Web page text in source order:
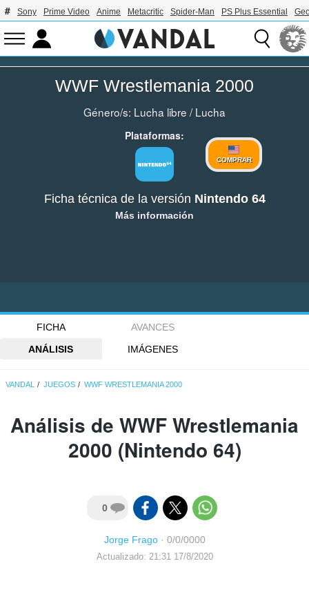
Sony Prime Video Anime Metacritic Spider-Man PS Plus Essential
WWF Wrestlemania 2000
Género/s: Lucha libre /Lucha
Plataformas:
COMPRAR
Ficha técnica de la versión Nintendo 64
Más información
FICHA
AVANCES
ANÁLISIS
IMÁGENES
VANDAL JUEGOS WWF WRESTLEMANIA 2000
Análisis de WWF Wrestlemania
2000 (Nintendo 64)
0
Jorge Frago· 0/0/0000
Actualizado: 21:31 17/8/2020